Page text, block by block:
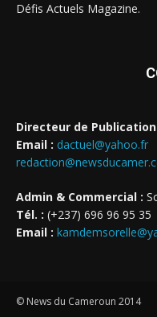
Défis Actuels Magazine.
Directeur de
Email : dactuel@yahoo.fr
Admin & Commercial :
Tél. : (+237) 696 96 95 35
Email :
© News du Cameroun 2014